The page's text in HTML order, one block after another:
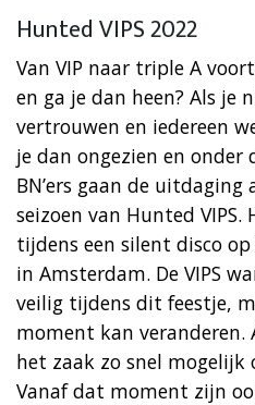
Hunted VIPS 2022
Van VIP naar triple A
en ga je dan heen? Als je
vertrouwen en iedereen
je dan ongezien en onder
BN’ers gaan de
seizoen van Hunted VIPS.
tijdens een silent disco
in Amsterdam. De VIPS
veilig tijdens dit feestje,
moment kan
het zaak zo snel mogelijk
Vanaf dat moment zijn